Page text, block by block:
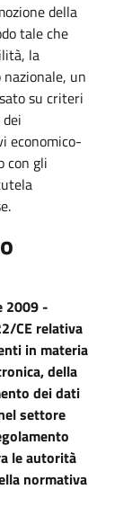
della
tale che
la
un
su criteri
economico-
con gli
2009 -
CE relativa
in materia
della
dei dati
settore
le autorità
normativa